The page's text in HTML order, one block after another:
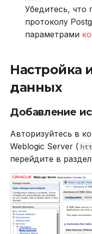
Убедитесь, что
протоколу
параметрами
Настройка
данных
Добавление
Авторизуйтесь в
Weblogic Server (
перейдите в раздел